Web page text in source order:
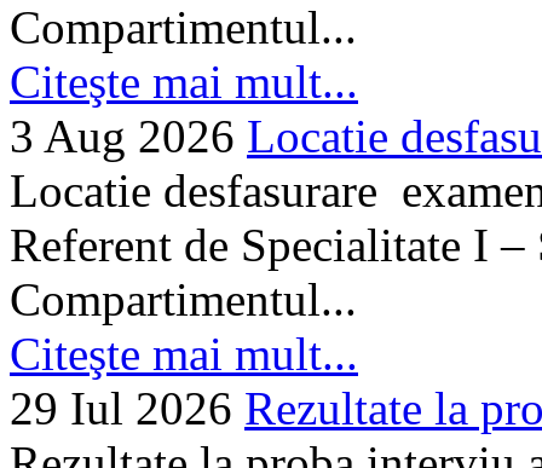
Compartimentul...
Citeşte mai mult...
3 Aug 2026 Locatie
Locatie desfasurare
Referent de Specialitate I
Compartimentul...
Citeşte mai mult...
29 Iul 2026 Rezultate la